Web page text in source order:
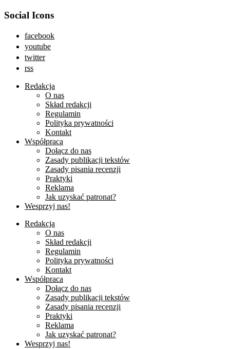
Social Icons
facebook
youtube
twitter
rss
Redakcja
O nas
Skład redakcji
Regulamin
Polityka prywatności
Kontakt
Współpraca
Dołącz do nas
Zasady publikacji tekstów
Zasady pisania recenzji
Praktyki
Reklama
Jak uzyskać patronat?
Wesprzyj nas!
Redakcja
O nas
Skład redakcji
Regulamin
Polityka prywatności
Kontakt
Współpraca
Dołącz do nas
Zasady publikacji tekstów
Zasady pisania recenzji
Praktyki
Reklama
Jak uzyskać patronat?
Wesprzyj nas!